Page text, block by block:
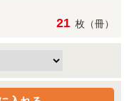
21 枚（冊）